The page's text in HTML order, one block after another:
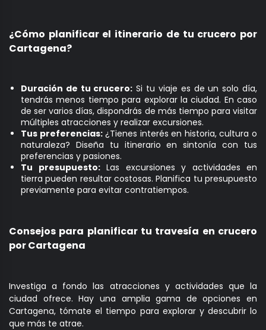
¿Cómo planificar el itinerario de tu crucero por
Cartagena?
Duración de tu crucero: Si tu viaje es de un solo día,
tendrás menos tiempo para explorar la ciudad. En caso
de ser varios días, dispondrás de más tiempo para visitar
múltiples atracciones y realizar excursiones.
Tus preferencias:¿Tienes interés en historia, cultura o
naturaleza? Diseña tu itinerario en sintonía con tus
preferencias y pasiones.
Tu presupuesto:Las excursiones y actividades en
tierra pueden resultar costosas. Planifica tu presupuesto
previamente para evitar contratiempos.
Consejos para planificar tu travesía en crucero
por Cartagena
Investiga a fondo las atracciones y actividades que la
ciudad ofrece. Hay una amplia gama de opciones en
Cartagena, tómate el tiempo para explorar y descubrir lo
que más te atrae.